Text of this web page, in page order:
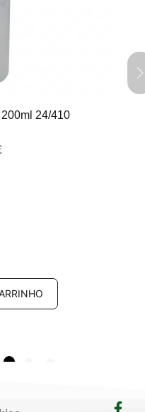
24/410